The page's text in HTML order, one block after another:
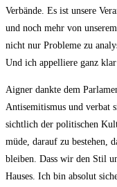
Ver­bän­de. Es ist unse­re
und noch mehr von
nicht nur Pro­ble­me zu
Und ich appel­lie­re ganz
Aigner dank­te dem
Anti­se­mi­tis­mus und ver­bat
sicht­lich der poli­ti­schen
müde, dar­auf zu bestehen,
blei­ben. Dass wir den Stil
Hau­ses. Ich bin abso­lut